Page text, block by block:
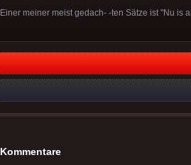
Einer meiner meist gedach- -ten Sätze ist "Nu is
Kommentare